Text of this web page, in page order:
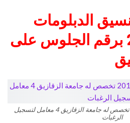
الدبلومات
الفنية 2013 برقم الجلوس على
تنسيق الدبلومات الفنية 2013 تخصص له جامعة الزقازيق 4 معامل لتسجيل
الرغبات